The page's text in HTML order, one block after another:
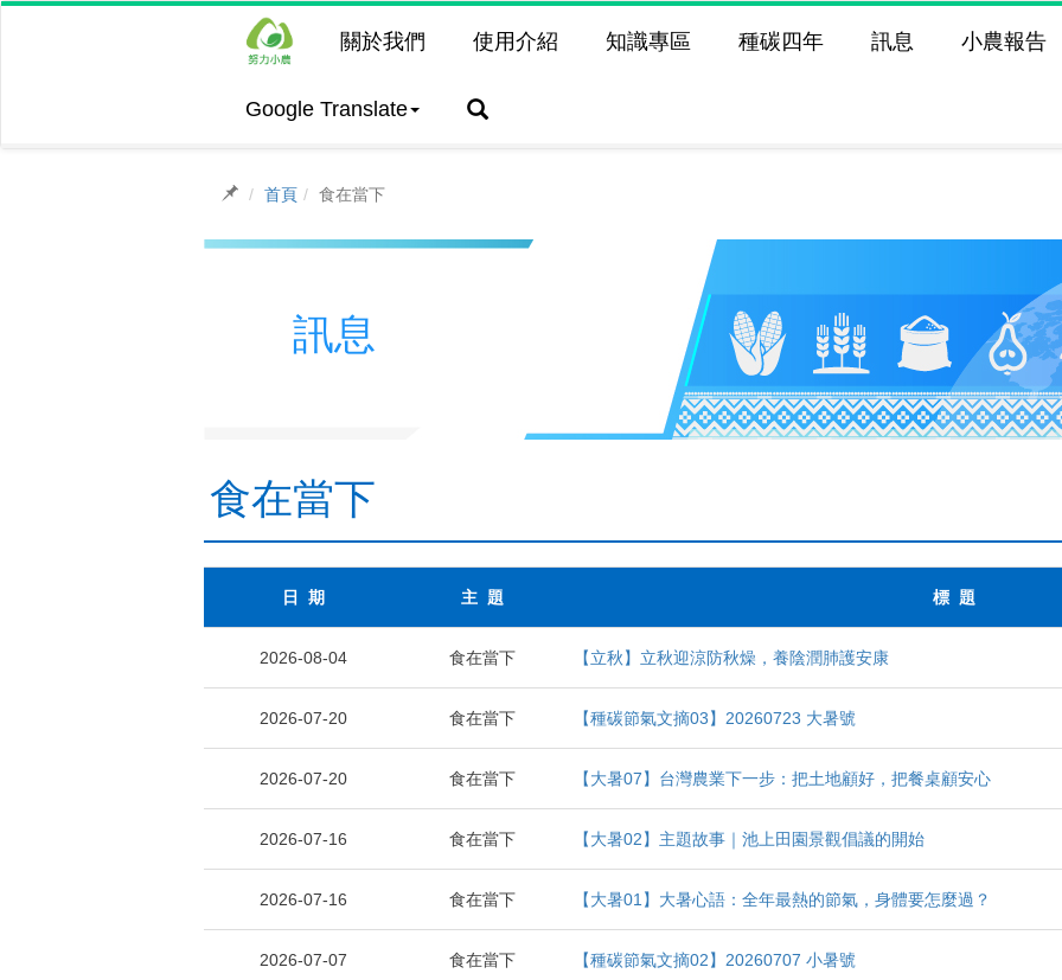
關於我們 使用介紹 知識專區 種碳四年 訊息 小農報告
Google Translate
首頁 食在當下
訊息
食在當下
日 期 主 題 標 題
2026-08-04 食在當下 【立秋】立秋迎涼防秋燥，養陰潤肺護安康
2026-07-20 食在當下 【種碳節氣文摘03】20260723 大暑號
2026-07-20 食在當下 【大暑07】台灣農業下一步：把土地顧好，把餐桌顧安心
2026-07-16 食在當下 【大暑02】主題故事｜池上田園景觀倡議的開始
2026-07-16 食在當下 【大暑01】大暑心語：全年最熱的節氣，身體要怎麼過？
2026-07-07 食在當下 【種碳節氣文摘02】20260707 小暑號